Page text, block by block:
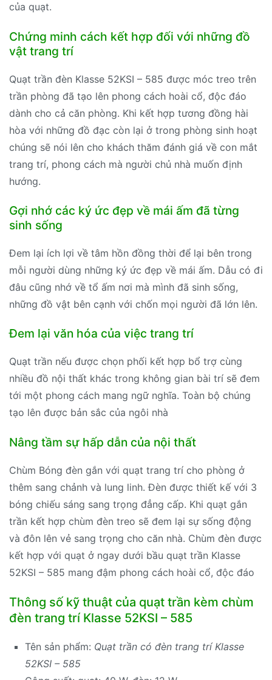
của quạt.
Chứng minh cách kết hợp đối với những đồ
vật trang trí
Quạt trần đèn Klasse 52KSI – 585 được móc treo trên
trần phòng đã tạo lên phong cách hoài cổ, độc đáo
dành cho cả căn phòng. Khi kết hợp tương đồng hài
hòa với những đồ đạc còn lại ở trong phòng sinh hoạt
chúng sẽ nói lên cho khách thăm đánh giá về con mắt
trang trí, phong cách mà người chủ nhà muốn định
hướng.
Gợi nhớ các ký ức đẹp về mái ấm đã từng
sinh sống
Đem lại ích lợi về tâm hồn đồng thời để lại bên trong
mỗi người dùng những ký ức đẹp về mái ấm. Dẫu có đi
đâu cũng nhớ về tổ ấm nơi mà mình đã sinh sống,
những đồ vật bên cạnh với chốn mọi người đã lớn lên.
Đem lại văn hóa của việc trang trí
Quạt trần nếu được chọn phối kết hợp bổ trợ cùng
nhiều đồ nội thất khác trong không gian bài trí sẽ đem
tới một phong cách mang ngữ nghĩa. Toàn bộ chúng
tạo lên được bản sắc của ngôi nhà
Nâng tầm sự hấp dẫn của nội thất
Chùm Bóng đèn gắn với quạt trang trí cho phòng ở
thêm sang chảnh và lung linh. Đèn được thiết kế với 3
bóng chiếu sáng sang trọng đẳng cấp. Khi quạt gắn
trần kết hợp chùm đèn treo sẽ đem lại sự sống động
và đôn lên vẻ sang trọng cho căn nhà. Chùm đèn được
kết hợp với quạt ở ngay dưới bầu quạt trần Klasse
52KSI – 585 mang đậm phong cách hoài cổ, độc đáo
Thông số kỹ thuật của quạt trần kèm chùm
đèn trang trí Klasse 52KSI – 585
Tên sản phẩm: Quạt trần có đèn trang trí Klasse
52KSI – 585